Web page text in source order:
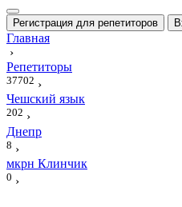
Регистрация для репетиторов
Главная
›
Репетиторы
37702 ›
Чешский язык
202 ›
Днепр
8 ›
мкрн Клинчик
0 ›